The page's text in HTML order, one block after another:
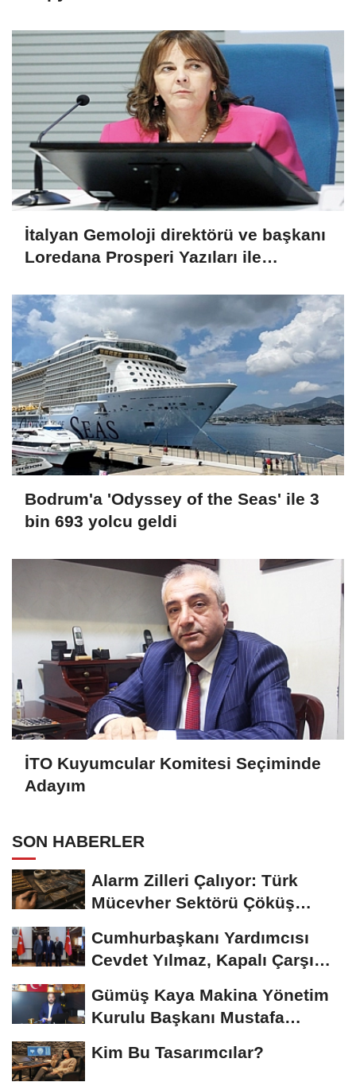
İtalyan Gemoloji direktörü ve başkanı
Loredana Prosperi Yazıları ile
Bodrum'a 'Odyssey of the Seas' ile 3
bin 693 yolcu geldi
İTO Kuyumcular Komitesi Seçiminde
Adayım
SON HABERLER
Alarm Zilleri Çalıyor: Türk
Mücevher Sektörü Çöküş
Cumhurbaşkanı Yardımcısı
Cevdet Yılmaz, Kapalı Çarşı
Gümüş Kaya Makina Yönetim
Kurulu Başkanı Mustafa
Kim Bu Tasarımcılar?